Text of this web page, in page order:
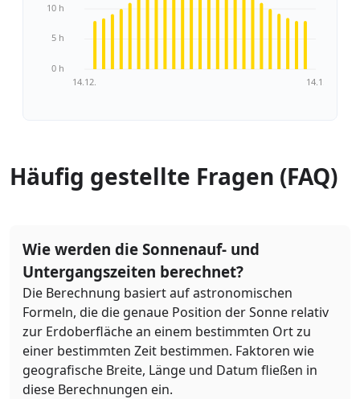
0 h
5 h
10 h
14.12. 14.1.
Häufig gestellte Fragen (FAQ)
Wie werden die Sonnenauf- und
Untergangszeiten berechnet?
Die Berechnung basiert auf astronomischen
Formeln, die die genaue Position der Sonne relativ
zur Erdoberfläche an einem bestimmten Ort zu
einer bestimmten Zeit bestimmen. Faktoren wie
geografische Breite, Länge und Datum fließen in
diese Berechnungen ein.